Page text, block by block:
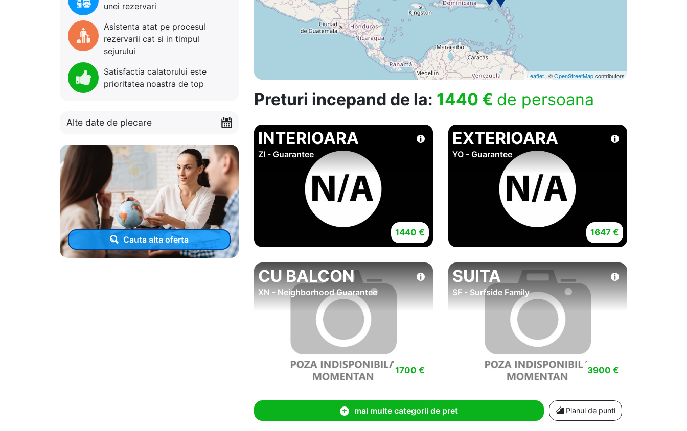
unei rezervari
Asistenta atat pe procesul
rezervarii cat si in timpul
sejurului
Satisfactia calatorului este
prioritatea noastra de top
Alte date de plecare
Cauta alta oferta
Leaflet | ©OpenStreetMapcontributors
Preturi incepand de la: 1440 € de persoana
INTERIOARA
ZI - Guarantee
1440 €
EXTERIOARA
YO - Guarantee
1647 €
CU BALCON
XN - Neighborhood Guarantee
1700 €
SUITA
SF - Surfside Family
3900 €
mai multe categorii de pret Planul de punti